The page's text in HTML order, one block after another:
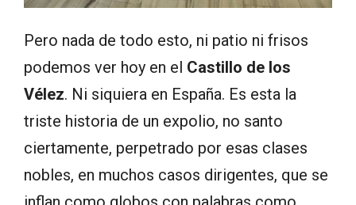
Pero nada de todo esto, ni patio ni frisos
podemos ver hoy en el Castillo de los
Vélez. Ni siquiera en España. Es esta la
triste historia de un expolio, no santo
ciertamente, perpetrado por esas clases
nobles, en muchos casos dirigentes, que se